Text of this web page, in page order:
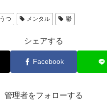
うつ メンタル 鬱
シェアする
Facebook
管理者をフォローする